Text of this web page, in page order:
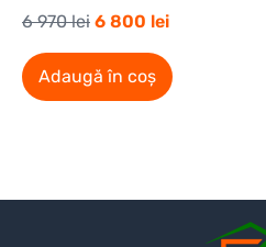
6 970lei 6 800 lei
Adaugă în coș